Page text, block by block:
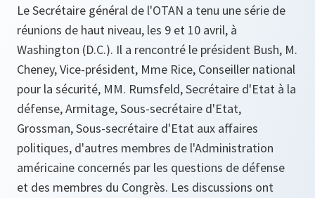
Le Secrétaire général de l'OTAN a tenu une série de
réunions de haut niveau, les 9 et 10 avril, à
Washington (D.C.). Il a rencontré le président Bush, M.
Cheney, Vice-président, Mme Rice, Conseiller national
pour la sécurité, MM. Rumsfeld, Secrétaire d'Etat à la
défense, Armitage, Sous-secrétaire d'Etat,
Grossman, Sous-secrétaire d'Etat aux affaires
politiques, d'autres membres de l'Administration
américaine concernés par les questions de défense
et des membres du Congrès. Les discussions ont